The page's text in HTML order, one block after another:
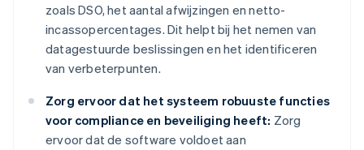
zoals DSO, het aantal afwijzingen en netto-
incassopercentages. Dit helpt bij het nemen van
datagestuurde beslissingen en het identificeren
van verbeterpunten.
Zorg ervoor dat het systeem robuuste functies
voor compliance en beveiliging heeft: Zorg
ervoor dat de software voldoet aan